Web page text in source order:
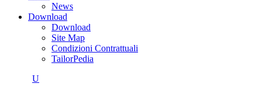
News
Download
Download
Site Map
Condizioni Contrattuali
TailorPedia
U